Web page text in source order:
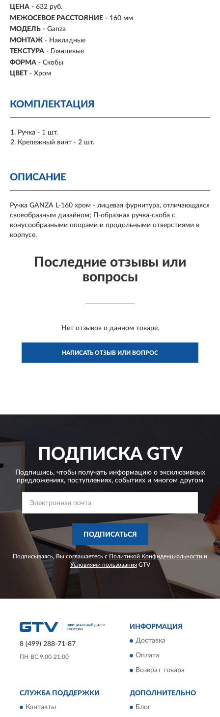
ЦЕНА - 632 руб.
МЕЖОСЕВОЕ РАССТОЯНИЕ - 160 мм
МОДЕЛЬ - Ganza
МОНТАЖ - Накладные
ТЕКСТУРА - Глянцевые
ФОРМА - Скобы
ЦВЕТ - Хром
КОМПЛЕКТАЦИЯ
Ручка - 1 шт.
Крепежный винт - 2 шт.
ОПИСАНИЕ
Ручка GANZA L-160 хром - лицевая фурнитура, отличающаяся
своеобразным дизайном; П-образная ручка-скоба с
конусообразными опорами и продольными отверстиями в
корпусе.
Последние отзывы или
вопросы
Нет отзывов о данном товаре.
НАПИСАТЬ ОТЗЫВ ИЛИ ВОПРОС
ПОДПИСКАGTV
Подпишись, чтобы получать информацию о эксклюзивных
предложениях, поступлениях, событиях и многом другом
ПОДПИСАТЬСЯ
Подписываясь, Вы соглашаетесь с Политикой Конфиденциальности и
Условиями пользованияGTV
8 (499) 288-71-87
ПН-ВС 9:00-21:00
ИНФОРМАЦИЯ
Доставка
Оплата
Возврат товара
СЛУЖБА ПОДДЕРЖКИ
Контакты
ДОПОЛНИТЕЛЬНО
Блог